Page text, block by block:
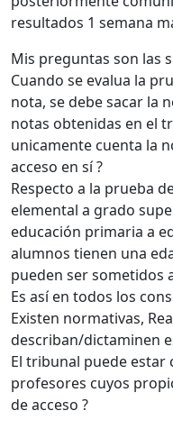
resultados 1 semana
Mis preguntas son las
Cuando se evalua la
nota, se debe sacar la
notas obtenidas en el
unicamente cuenta la
acceso en sí ?
Respecto a la prueba
elemental a grado
educación primaria a
alumnos tienen una
pueden ser sometidos
Es así en todos los
Existen normativas,
describan/dictaminen
El tribunal puede
profesores cuyos
de acceso ?